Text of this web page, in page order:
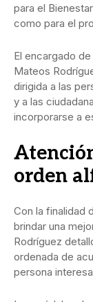
para el
como para el
El encargado
Mateos
dirigida a las
y a las
incorporarse a
orden
Con la finalidad
brindar una
Rodríguez
ordenada de
persona